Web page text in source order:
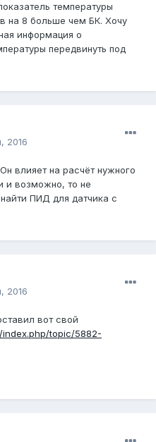
температуры
на 8 больше чем БК. Хочу
информация о
передвинуть под
2016
влияет на расчёт нужного
и возможно, то не
ПИД для датчика с
2016
вот свой
topic/5882-